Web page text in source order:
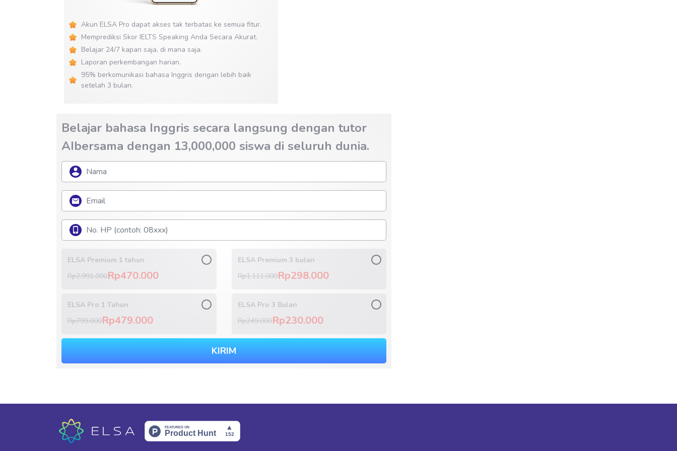
Akun ELSA Pro dapat akses tak terbatas ke semua fitur.
Memprediksi Skor IELTS Speaking Anda Secara Akurat.
Belajar 24/7 kapan saja, di mana saja.
Laporan perkembangan harian.
95% berkomunikasi bahasa Inggris dengan lebih baik
setelah 3 bulan.
Belajar bahasa Inggris secara langsung dengan tutor
AIbersama dengan 13,000,000 siswa di seluruh dunia.
ELSA Premium 1 tahun
Rp2.991.000Rp470.000
ELSA Premium 3 bulan
Rp1.111.000Rp298.000
ELSA Pro 1 Tahun
Rp799.000Rp479.000
ELSA Pro 3 Bulan
Rp249.000Rp230.000
KIRIM